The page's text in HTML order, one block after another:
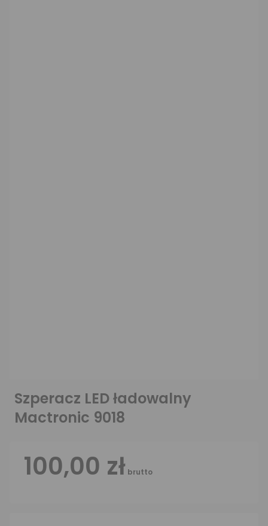
Szperacz LED ładowalny
Mactronic 9018
100,00 zł brutto